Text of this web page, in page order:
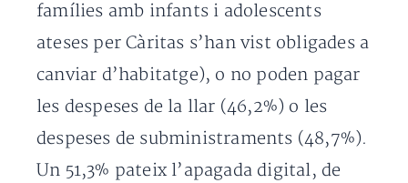
famílies amb infants i adolescents
ateses per Càritas s’han vist obligades a
canviar d’habitatge), o no poden pagar
les despeses de la llar (46,2%) o les
despeses de subministraments (48,7%).
Un 51,3% pateix l’apagada digital, de